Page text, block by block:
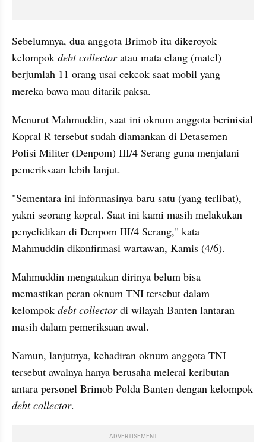
Sebelumnya, dua anggota Brimob itu dikeroyok
kelompok debt collector atau mata elang (matel)
berjumlah 11 orang usai cekcok saat mobil yang
mereka bawa mau ditarik paksa.
Menurut Mahmuddin, saat ini oknum anggota berinisial
Kopral R tersebut sudah diamankan di Detasemen
Polisi Militer (Denpom) III/4 Serang guna menjalani
pemeriksaan lebih lanjut.
"Sementara ini informasinya baru satu (yang terlibat),
yakni seorang kopral. Saat ini kami masih melakukan
penyelidikan di Denpom III/4 Serang," kata
Mahmuddin dikonfirmasi wartawan, Kamis (4/6).
Mahmuddin mengatakan dirinya belum bisa
memastikan peran oknum TNI tersebut dalam
kelompok debt collector di wilayah Banten lantaran
masih dalam pemeriksaan awal.
Namun, lanjutnya, kehadiran oknum anggota TNI
tersebut awalnya hanya berusaha melerai keributan
antara personel Brimob Polda Banten dengan kelompok
debt collector.
ADVERTISEMENT